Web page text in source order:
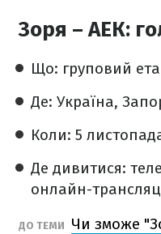
Зоря – АЕК:
Що: груповий
Де: Україна,
Коли: 5
Де дивитися:
онлайн-
ДО ТЕМИ
Чи зможе